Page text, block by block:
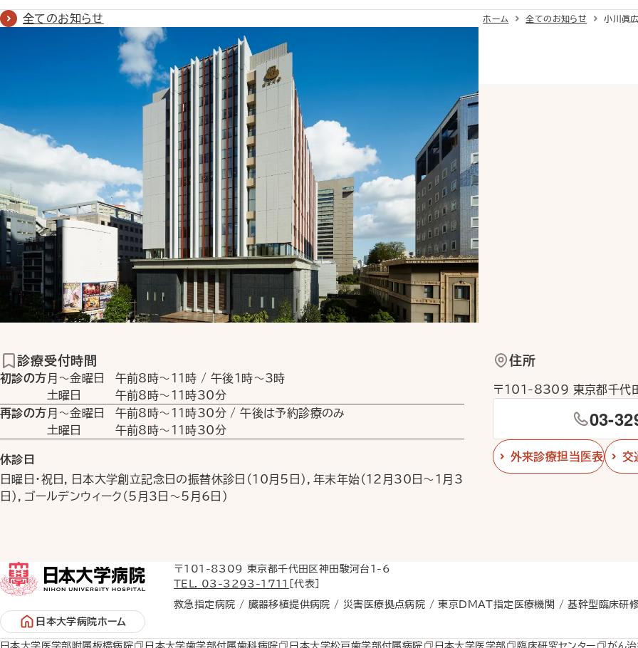
全てのお知らせ ホーム 全てのお知らせ 小川眞
診療受付時間
初診の方 月〜金曜日 午前8時〜11時 /午後1時〜3時
土曜日
午前8時〜11時30分
再診の方 月〜金曜日 午前8時〜11時30分 / 午後は予約診療のみ
土曜日
午前8時〜11時30分
休診日
日曜日・祝日，日本大学創立記念日の振替休診日（10月5日），年末年始（12月30日〜1月3
日），ゴールデンウィーク（5月3日〜5月6日）
住所
〒101-8309 東京都千代
03-
外来診療担当医表 交
日本大学病院ホーム
〒101-8309 東京都千代田区神田駿河台1-6
TEL. 03-3293-1711
［代表］
救急指定病院 / 臓器移植提供病院 / 災害医療拠点病院 / 東京DMAT指定医療機関 /基幹型臨床研
日本大学医学部附属板橋病院
日本大学歯学部付属歯科病院 日本大学松戸歯学部付属病院 日本大学医学部 臨床研究センター がん